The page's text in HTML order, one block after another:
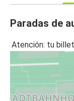
Paradas de
Atención: tu